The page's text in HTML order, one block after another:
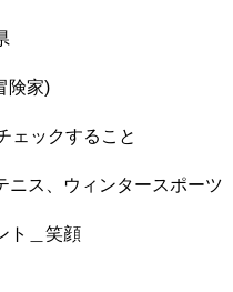
険家)
ェックすること
ニス、ウィンタースポーツ
ト＿笑顔